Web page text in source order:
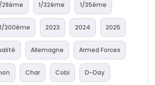
28ème 1/32ème 1/35ème
1/300ème 2023 2024 2025
Allemagne Armed Forces
Char Cobi D-Day